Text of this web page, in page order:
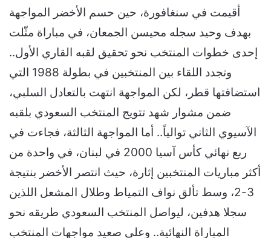
أقيمت في سنغافورة، حين حسم الأخضر المواجهة
بهدف وحيد سجله محيسن الجمعان، في مباراة مثّلت
إحدى خطوات المنتخب نحو تحقيق لقبه القاري الأول..
وتجدد اللقاء بين المنتخبين في بطولة 1988 التي
استضافتها قطر، لكن المواجهة انتهت بالتعادل السلبي،
ضمن مشوار شهد تتويج المنتخب السعودي بلقبه
الآسيوي الثاني توالياً.. أما المواجهة الثالثة، فجاءت في
ربع نهائي كأس آسيا 2000 في لبنان، في واحدة من
أكثر مباريات المنتخبين إثارة، حيث انتصر الأخضر بنتيجة
3-2، وسط تألق نواف التمياط وطلال المشعل اللذين
سجلا هدفين، ليواصل المنتخب السعودي طريقه نحو
المباراة النهائية.. وعلى صعيد مواجهات المنتخب